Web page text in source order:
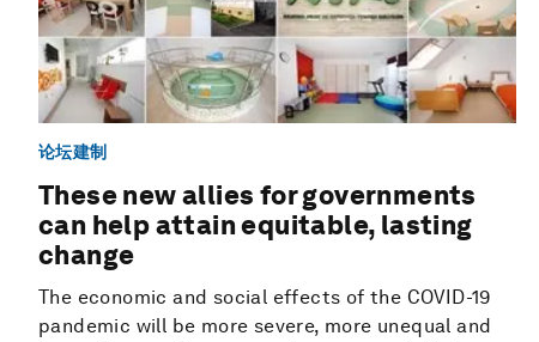
论坛建制
These new allies for governments
can help attain equitable, lasting
change
The economic and social effects of the COVID-19
pandemic will be more severe, more unequal and